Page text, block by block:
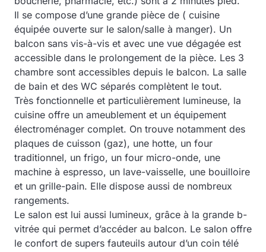
Il se compose d’une grande pièce de ( cuisine
équipée ouverte sur le salon/salle à manger). Un
balcon sans vis-à-vis et avec une vue dégagée est
accessible dans le prolongement de la pièce. Les 3
chambre sont accessibles depuis le balcon. La salle
de bain et des WC séparés complètent le tout.
Très fonctionnelle et particulièrement lumineuse, la
cuisine offre un ameublement et un équipement
électroménager complet. On trouve notamment des
plaques de cuisson (gaz), une hotte, un four
traditionnel, un frigo, un four micro-onde, une
machine à espresso, un lave-vaisselle, une bouilloire
et un grille-pain. Elle dispose aussi de nombreux
rangements.
Le salon est lui aussi lumineux, grâce à la grande b-
vitrée qui permet d’accéder au balcon. Le salon offre
le confort de supers fauteuils autour d’un coin télé